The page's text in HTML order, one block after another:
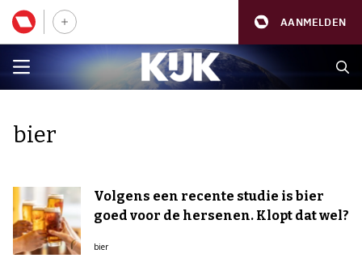
AANMELDEN
bier
Volgens een recente studie is bier
goed voor de hersenen. Klopt dat wel?
bier